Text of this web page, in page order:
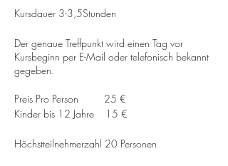
Kursdauer 3-3,5Stunden
Der genaue Treffpunkt wird einen Tag vor
Kursbeginn per E-Mail oder telefonisch bekannt
gegeben.
Preis Pro Person 25 €
Kinder bis 12 Jahre 15 €
Höchstteilnehmerzahl 20 Personen